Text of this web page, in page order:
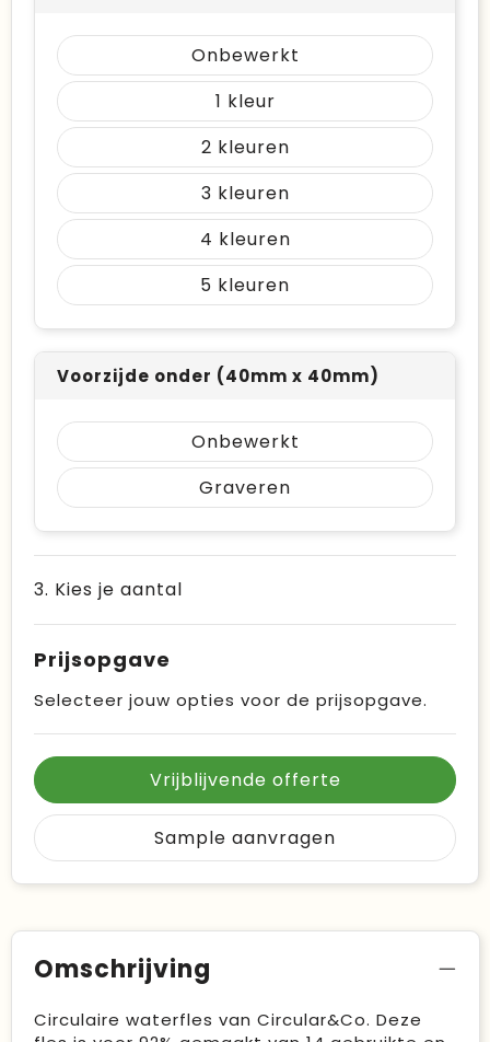
Onbewerkt
1
2
3
4
5
Voorzijde onder (40mm x 40mm)
Onbewerkt
Graveren
3. Kies je aantal
Prijsopgave
Selecteer jouw opties voor de prijsopgave.
Vrijblijvende offerte
Sample aanvragen
Omschrijving
Circulaire waterfles van Circular&Co. Deze